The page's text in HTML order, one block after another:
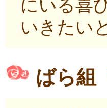
にいる喜
いきたい
ばら組